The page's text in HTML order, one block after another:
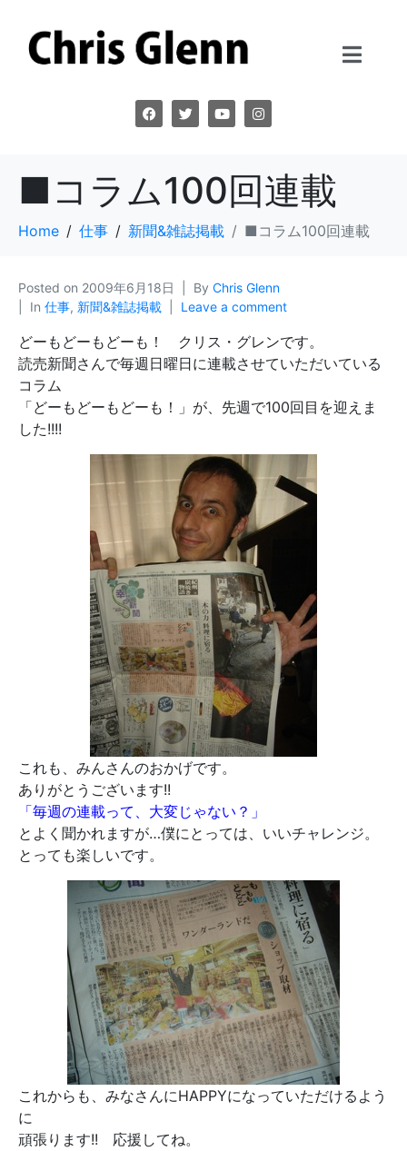
■コラム100回連載
Home 仕事 新聞&雑誌掲載 ■コラム100回連載
Posted on 2009年6月18日 By Chris Glenn
In 仕事, 新聞&雑誌掲載 Leave a comment
どーもどーもどーも！ クリス・グレンです。
読売新聞さんで毎週日曜日に連載させていただいている
コラム
「どーもどーもどーも！」が、先週で100回目を迎えま
した!!!!
これも、みんさんのおかげです。
ありがとうございます!!
「毎週の連載って、大変じゃない？」
とよく聞かれますが…僕にとっては、いいチャレンジ。
とっても楽しいです。
これからも、みなさんにHAPPYになっていただけるよう
に
頑張ります!! 応援してね。